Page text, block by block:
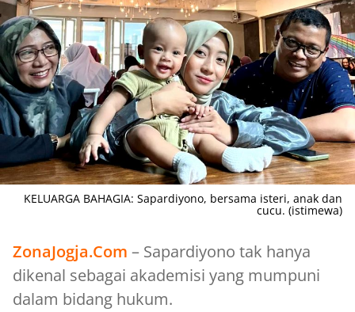
KELUARGA BAHAGIA: Sapardiyono, bersama isteri, anak dan
cucu. (istimewa)
ZonaJogja.Com – Sapardiyono tak hanya
dikenal sebagai akademisi yang mumpuni
dalam bidang hukum.